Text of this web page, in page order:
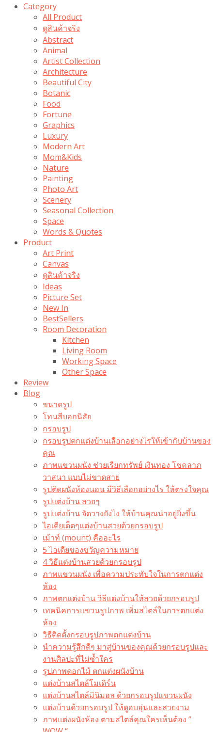
Category
All Product
ดูสินค้าจริง
Abstract
Animal
Artist Collection
Architecture
Beautiful City
Botanic
Food
Fortune
Graphics
Luxury
Modern Art
Mom&Kids
Nature
Painting
Photo Art
Scenery
Seasonal Collection
Space
Words & Quotes
Product
Art Print
Canvas
ดูสินค้าจริง
Ideas
Picture Set
New In
BestSellers
Room Decoration
Kitchen
Living Room
Working Space
Other Space
Review
Blog
ขนาดรูป
โทนสีบอกนิสัย
กรอบรูป
กรอบรูปตกแต่งบ้านเลือกอย่างไรให้เข้ากับบ้านของ
คุณ
ภาพแขวนผนัง ช่วยเรียกทรัพย์ เงินทอง โชคลาภ
วาสนา แบบไม่ขาดสาย
รูปติดผนังห้องนอน มีวิธีเลือกอย่างไร ให้ตรงใจคุณ
รูปแต่งบ้าน สวยๆ
รูปแต่งบ้าน จัดวางยังไง ให้บ้านคุณน่าอยู่ยิ่งขึ้น
ไอเดียเด็ดๆแต่งบ้านสวยด้วยกรอบรูป
เม้าท์ (mount) คืออะไร​
5 ไอเดียของขวัญความหมาย
4 วิธีแต่งบ้านสวยด้วยกรอบรูป
ภาพแขวนผนัง เพื่อความประทับใจในการตกแต่ง
ห้อง
ภาพตกแต่งบ้าน วิธีแต่งบ้านให้สวยด้วยกรอบรูป
เทคนิคการแขวนรูปภาพ เพิ่มสไตล์ในการตกแต่ง
ห้อง
วิธีติดตั้งกรอบรูปภาพตกแต่งบ้าน
นำความรู้สึกดีๆ มาสู่บ้านของคุณด้วยกรอบรูปและ
งานศิลปะที่ไม่ซ้ำใคร
รูปภาพดอกไม้ ตกแต่งผนังบ้าน
แต่งบ้านสไตล์โมเดิร์น
แต่งบ้านสไตล์มินิมอล ด้วยกรอบรูปแขวนผนัง
แต่งบ้านด้วยกรอบรูป ให้ดูอบอุ่นและสวยงาม
ภาพแต่งผนังห้อง ตามสไตล์คุณใครเห็นต้อง ”